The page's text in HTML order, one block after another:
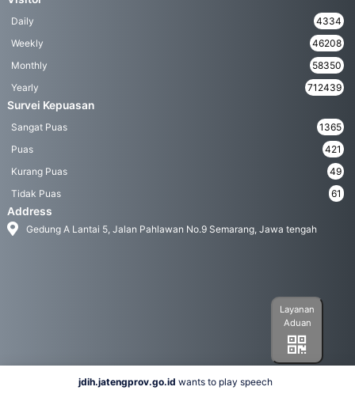
Daily
4334
Weekly
46208
Monthly
58350
Yearly
712439
Survei Kepuasan
Sangat Puas
1365
Puas
421
Kurang Puas
49
Tidak Puas
61
Address
Gedung A Lantai 5, Jalan Pahlawan No.9 Semarang, Jawa tengah
Layanan
Aduan
jdih.jatengprov.go.id wants to play speech